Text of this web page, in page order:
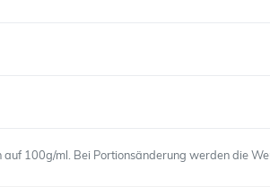
auf 100g/ml. Bei Portionsänderung werden die